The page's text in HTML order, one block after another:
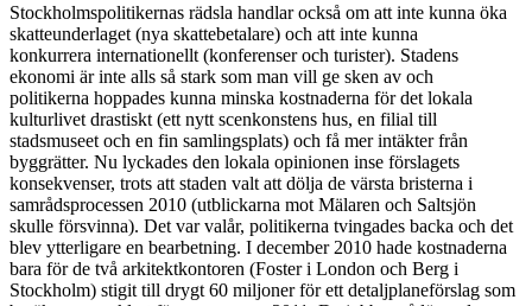
Stockholmspolitikernas rädsla handlar också om att inte kunna öka
skatteunderlaget (nya skattebetalare) och att inte kunna
konkurrera internationellt (konferenser och turister). Stadens
ekonomi är inte alls så stark som man vill ge sken av och
politikerna hoppades kunna minska kostnaderna för det lokala
kulturlivet drastiskt (ett nytt scenkonstens hus, en filial till
stadsmuseet och en fin samlingsplats) och få mer intäkter från
byggrätter. Nu lyckades den lokala opinionen inse förslagets
konsekvenser, trots att staden valt att dölja de värsta bristerna i
samrådsprocessen 2010 (utblickarna mot Mälaren och Saltsjön
skulle försvinna). Det var valår, politikerna tvingades backa och det
blev ytterligare en bearbetning. I december 2010 hade kostnaderna
bara för de två arkitektkontoren (Foster i London och Berg i
Stockholm) stigit till drygt 60 miljoner för ett detaljplaneförslag som